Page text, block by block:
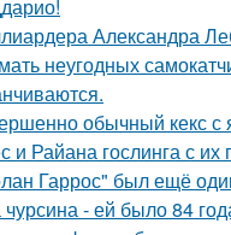
Александра
неугодных
обычный кекс с
Райана гослинга с
Гаррос" был ещё
- ей было 84